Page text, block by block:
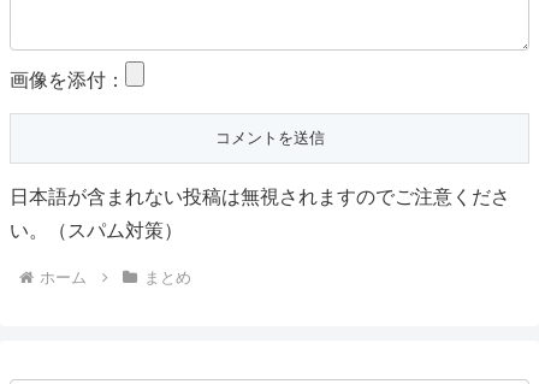
画像を添付：
日本語が含まれない投稿は無視されますのでご注意くださ
い。（スパム対策）
ホーム まとめ